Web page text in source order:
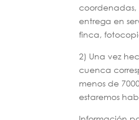
coordenadas,
entrega en
finca,
2) Una vez
cuenca
menos de
estaremos